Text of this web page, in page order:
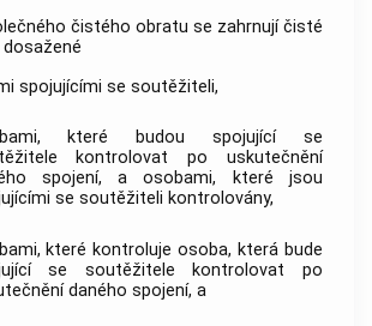
čistého obratu se zahrnují čisté
spojujícími se soutěžiteli,
které budou spojující se
kontrolovat po uskutečnění
spojení, a osobami, které jsou
se soutěžiteli kontrolovány,
které kontroluje osoba, která bude
se soutěžitele kontrolovat po
daného spojení, a